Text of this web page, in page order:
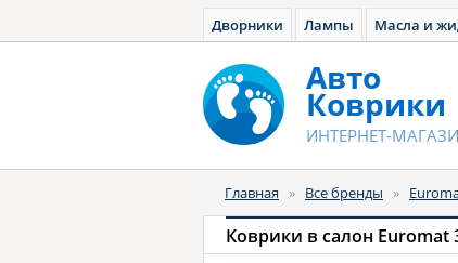
Дворники Лампы Масла и
Авто
Коврики
ИНТЕРНЕТ-
Главная » Все бренды »
Коврики в салон Euromat